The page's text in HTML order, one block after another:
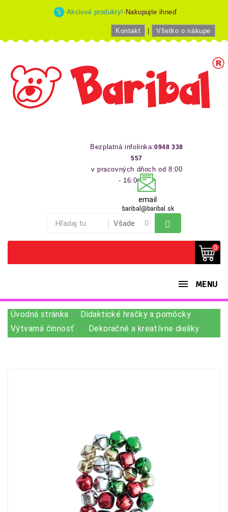
Akciové produkty!-Nakupujte ihneď
Kontakt Všetko o nákupe
Bezplatná infolinka:0948 338
557
v pracovných dňoch od 8:00
- 16:00 hod
email
baribal@baribal.sk
0
MENU
Úvodná stránka
Didaktické hračky a pomôcky
Výtvarná činnosť
Dekoračné a kreatívne dieliky